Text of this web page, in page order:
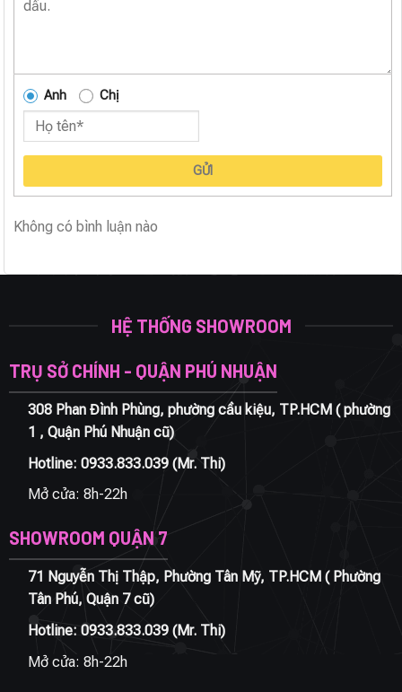
Anh Chị
GỬI
Không có bình luận nào
HỆ THỐNG SHOWROOM
TRỤ SỞ CHÍNH - QUẬN PHÚ NHUẬN
308 Phan Đình Phùng, phường cầu kiệu, TP.HCM ( phường
1 , Quận Phú Nhuận cũ)
Hotline: 0933.833.039(Mr. Thi)
Mở cửa: 8h-22h
SHOWROOM QUẬN 7
71 Nguyễn Thị Thập, Phường Tân Mỹ, TP.HCM ( Phường
Tân Phú, Quận 7 cũ)
Hotline: 0933.833.039(Mr. Thi)
Mở cửa: 8h-22h